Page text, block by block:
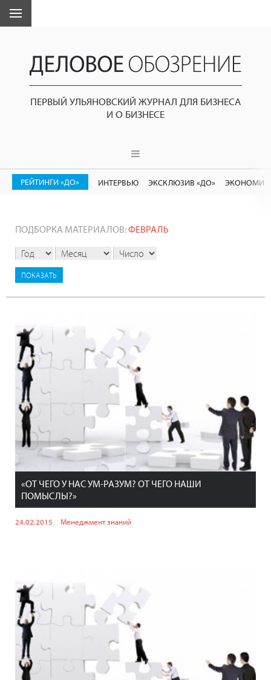
ПЕРВЫЙ УЛЬЯНОВСКИЙ ЖУРНАЛ ДЛЯ БИЗНЕСА
И О БИЗНЕСЕ
РЕЙТИНГИ «ДО» ИНТЕРВЬЮ ЭКСКЛЮЗИВ «ДО»
ПОДБОРКА МАТЕРИАЛОВ:ФЕВРАЛЬ
«ОТ ЧЕГО У НАС УМ-РАЗУМ? ОТ ЧЕГО НАШИ
ПОМЫСЛЫ?»
24.02.2015 Менеджмент знаний